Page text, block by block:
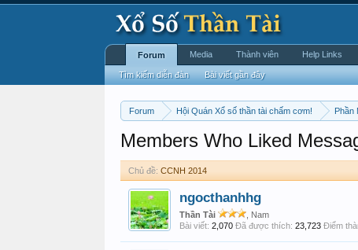
Forum Hội Quán Xổ số thần tài chấm cơm! Phần
Members Who Liked
Chủ đề: CCNH 2014
ngocthanhhg
Thần Tài
, Nam
Bài viết: 2,070 Đã được thích: 23,723 Điểm
Forum
Tìm kiếm diễn đàn Bài viết gần đây
Media Thành viên Help Links